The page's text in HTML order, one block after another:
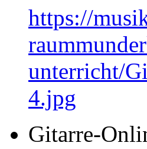
https://
unterricht/
4.jpg
Gitarre-